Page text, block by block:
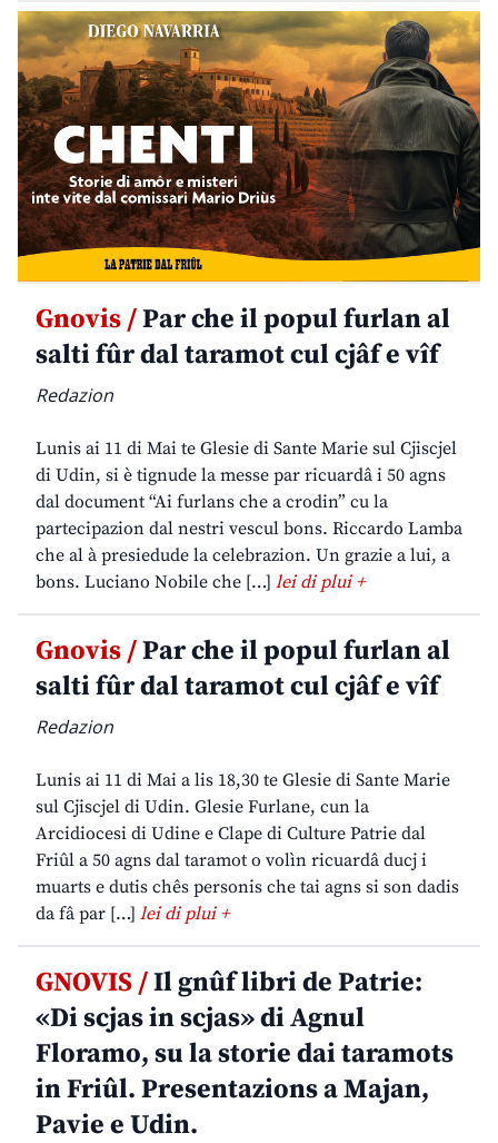
Gnovis /Par che il popul furlan al
salti fûr dal taramot cul cjâf e vîf
Redazion
Lunis ai 11 di Mai te Glesie di Sante Marie sul Cjiscjel
di Udin, si è tignude la messe par ricuardâ i 50 agns
dal document “Ai furlans che a crodin” cu la
partecipazion dal nestri vescul bons. Riccardo Lamba
che al à presiedude la celebrazion. Un grazie a lui, a
bons. Luciano Nobile che […] lei di plui +
Gnovis /Par che il popul furlan al
salti fûr dal taramot cul cjâf e vîf
Redazion
Lunis ai 11 di Mai a lis 18,30 te Glesie di Sante Marie
sul Cjiscjel di Udin. Glesie Furlane, cun la
Arcidiocesi di Udine e Clape di Culture Patrie dal
Friûl a 50 agns dal taramot o volìn ricuardâ ducj i
muarts e dutis chês personis che tai agns si son dadis
da fâ par […] lei di plui +
GNOVIS /Il gnûf libri de Patrie:
«Di scjas in scjas» di Agnul
Floramo, su la storie dai taramots
in Friûl. Presentazions a Majan,
Pavie e Udin.